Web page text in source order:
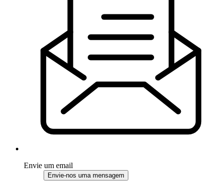
Envie um email
Envie-nos uma mensagem